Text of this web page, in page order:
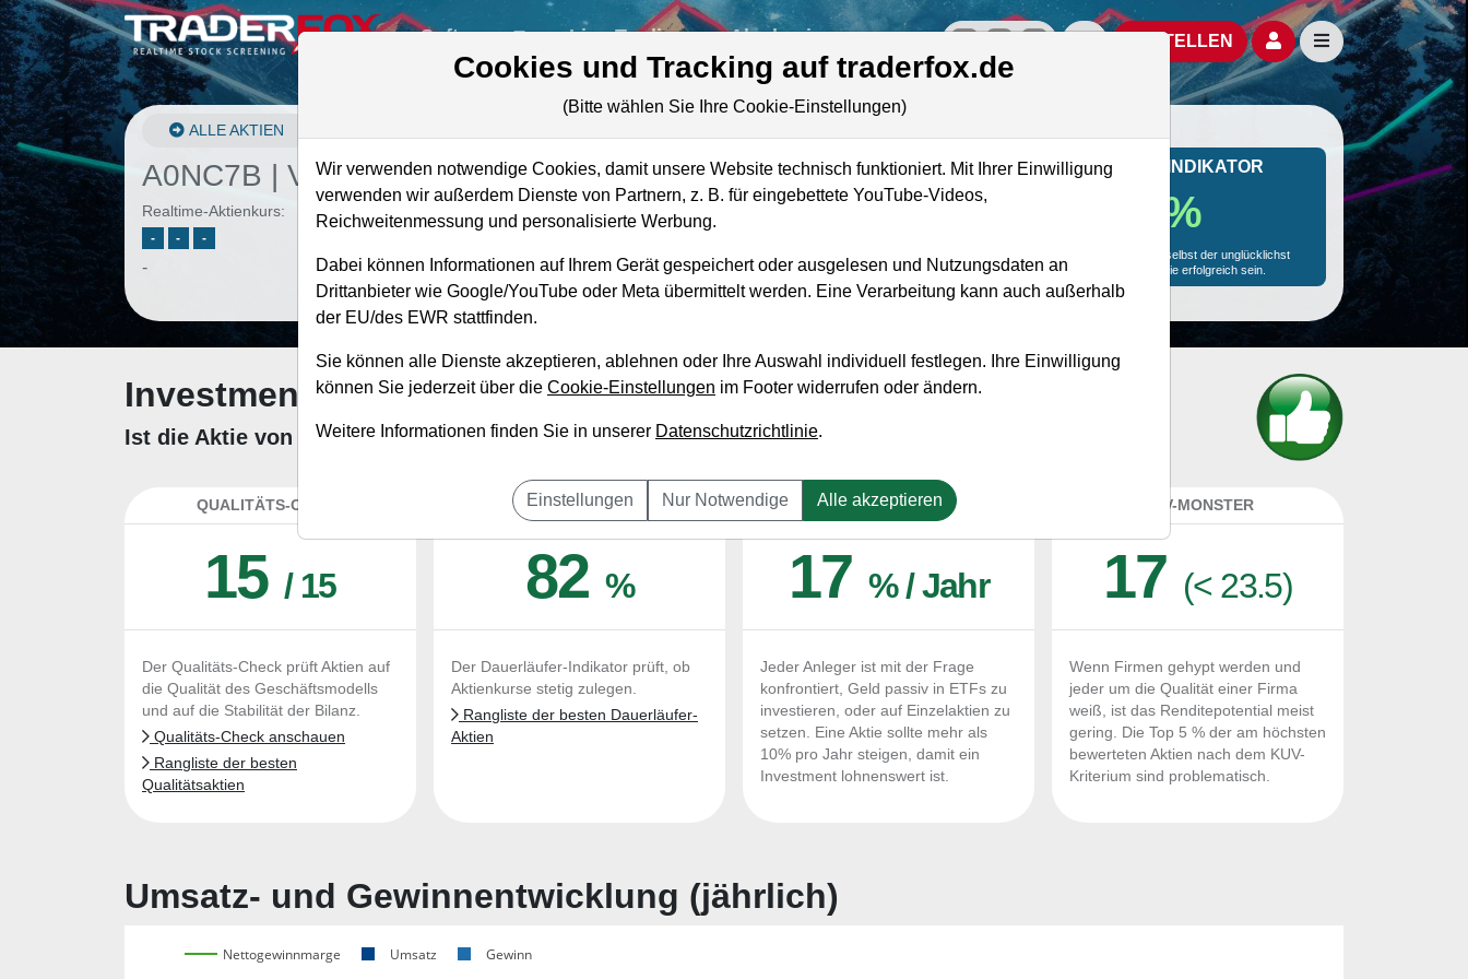
Software Live-Trading Akademie offizielle Social Media-AccountsAktien- und Artikelsuche öffnen
BESTELLEN Seitennavigation
ALLE AKTIEN
A0NC7B | V–Visa Aktie
Realtime-Aktienkurs:
- - -
-
Marktkapitalisierung 677,32 Mrd. USD
Unternehmenswert
Umsatz 40,00 Mrd. USD
MONKEY-TRADER INDIKATOR
40.3 %
Mit 40.3 % Wahrscheinlichkeit wird selbst der unglücklichst
agierende Trader mit dieser Aktie erfolgreich sein.
Investment-Check: Kaufempfehlung?
Ist die Aktie von Visa zum Kaufen und Liegenlassen geeignet?
QUALITÄTS-CHECK
15/ 15
Der Qualitäts-Check prüft Aktien auf
die Qualität des Geschäftsmodells
und auf die Stabilität der Bilanz.
Qualitäts-Check anschauen
Rangliste der besten
Qualitätsaktien
DAUERLÄUFER-QUALITÄTEN
82 %
Der Dauerläufer-Indikator prüft, ob
Aktienkurse stetig zulegen.
Rangliste der besten Dauerläufer-
Aktien
OUTPERFORMER-CHECK
17 % / Jahr
Jeder Anleger ist mit der Frage
konfrontiert, Geld passiv in ETFs zu
investieren, oder auf Einzelaktien zu
setzen. Eine Aktie sollte mehr als
10% pro Jahr steigen, damit ein
Investment lohnenswert ist.
KUV-MONSTER
17 (< 23.5)
Wenn Firmen gehypt werden und
jeder um die Qualität einer Firma
weiß, ist das Renditepotential meist
gering. Die Top 5 % der am höchsten
bewerteten Aktien nach dem KUV-
Kriterium sind problematisch.
Umsatz- und Gewinnentwicklung (jährlich)
Nettogewinnmarge Umsatz Gewinn
Cookies und Tracking auf traderfox.de
(Bitte wählen Sie Ihre Cookie-Einstellungen)
Wir verwenden notwendige Cookies, damit unsere Website technisch funktioniert. Mit Ihrer Einwilligung
verwenden wir außerdem Dienste von Partnern, z. B. für eingebettete YouTube-Videos,
Reichweitenmessung und personalisierte Werbung.
Dabei können Informationen auf Ihrem Gerät gespeichert oder ausgelesen und Nutzungsdaten an
Drittanbieter wie Google/YouTube oder Meta übermittelt werden. Eine Verarbeitung kann auch außerhalb
der EU/des EWR stattfinden.
Sie können alle Dienste akzeptieren, ablehnen oder Ihre Auswahl individuell festlegen. Ihre Einwilligung
können Sie jederzeit über die Cookie-Einstellungen im Footer widerrufen oder ändern.
Weitere Informationen finden Sie in unserer Datenschutzrichtlinie.
Einstellungen Nur Notwendige Alle akzeptieren